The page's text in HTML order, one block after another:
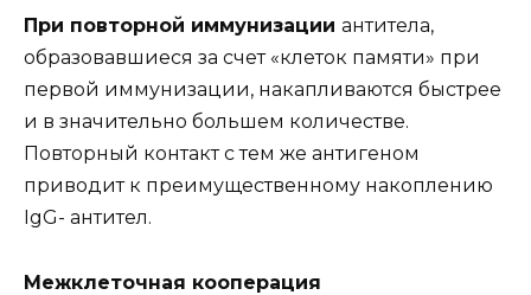
При повторной иммунизации антитела,
образовавшиеся за счет «клеток памяти» при
первой иммунизации, накапливаются быстрее
и в значительно большем количестве.
Повторный контакт с тем же антигеном
приводит к преимущественному накоплению
IgG- антител.
Межклеточная кооперация